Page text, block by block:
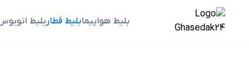
بلیط هواپیمابلیط قطاربلیط